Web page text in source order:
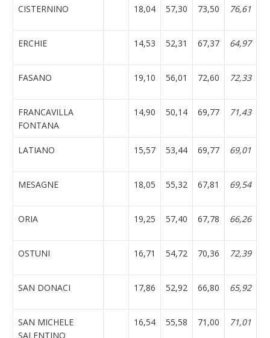
CISTERNINO 18,04 57,30 73,50 76,61
ERCHIE 14,53 52,31 67,37 64,97
FASANO 19,10 56,01 72,60 72,33
FRANCAVILLA
FONTANA
14,90 50,14 69,77 71,43
LATIANO 15,57 53,44 69,77 69,01
MESAGNE 18,05 55,32 67,81 69,54
ORIA 19,25 57,40 67,78 66,26
OSTUNI 16,71 54,72 70,36 72,39
SAN DONACI 17,86 52,92 66,80 65,92
SAN MICHELE
SALENTINO
16,54 55,58 71,00 71,01